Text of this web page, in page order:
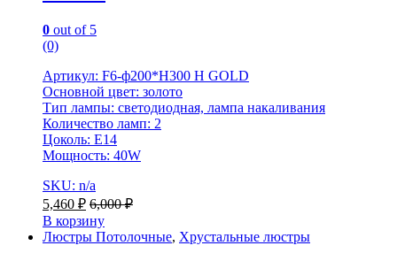
0 out of 5
(0)
Артикул: F6-ф200*H300 H GOLD
Основной цвет: золото
Тип лампы: светодиодная, лампа накаливания
Количество ламп: 2
Цоколь: E14
Мощность: 40W
SKU: n/a
5,460 ₽ 6,000₽
В корзину
Люстры Потолочные, Хрустальные люстры